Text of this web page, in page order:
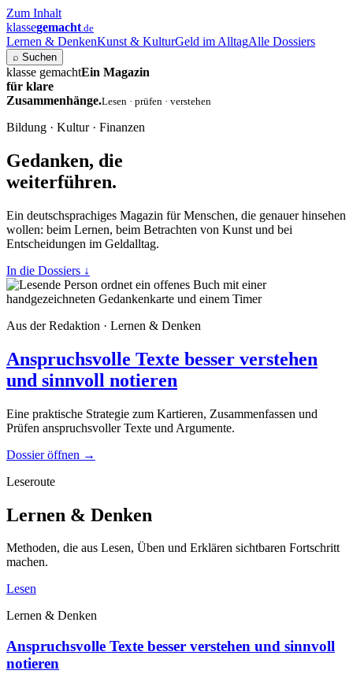
Zum Inhalt
klassegemacht.de
Lernen & DenkenKunst & KulturGeld im AlltagAlle Dossiers
⌕ Suchen
klasse gemachtEin Magazin
für klare
Zusammenhänge.Lesen · prüfen · verstehen
Bildung · Kultur · Finanzen
Gedanken, die
weiterführen.
Ein deutschsprachiges Magazin für Menschen, die genauer hinsehen
wollen: beim Lernen, beim Betrachten von Kunst und bei
Entscheidungen im Geldalltag.
In die Dossiers ↓
Aus der Redaktion · Lernen & Denken
Anspruchsvolle Texte besser verstehen
und sinnvoll notieren
Eine praktische Strategie zum Kartieren, Zusammenfassen und
Prüfen anspruchsvoller Texte und Argumente.
Dossier öffnen →
Leseroute
Lernen & Denken
Methoden, die aus Lesen, Üben und Erklären sichtbaren Fortschritt
machen.
Lesen
Lernen & Denken
Anspruchsvolle Texte besser verstehen und sinnvoll
notieren